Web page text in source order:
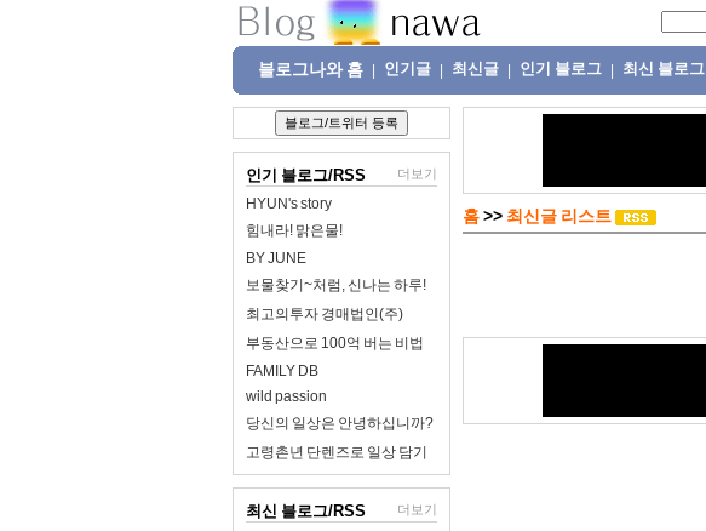
블로그나와 홈 인기글 최신글 인기 블로그 최신 블로그
인기 블로그/RSS 더보기
HYUN's story
힘내라! 맑은물!
BY JUNE
보물찾기~처럼, 신나는 하루!
최고의투자 경매법인(주)
부동산으로 100억 버는 비법
FAMILY DB
wild passion
당신의 일상은 안녕하십니까?
고령촌년 단렌즈로 일상 담기
최신 블로그/RSS 더보기
홈>> 최신글 리스트